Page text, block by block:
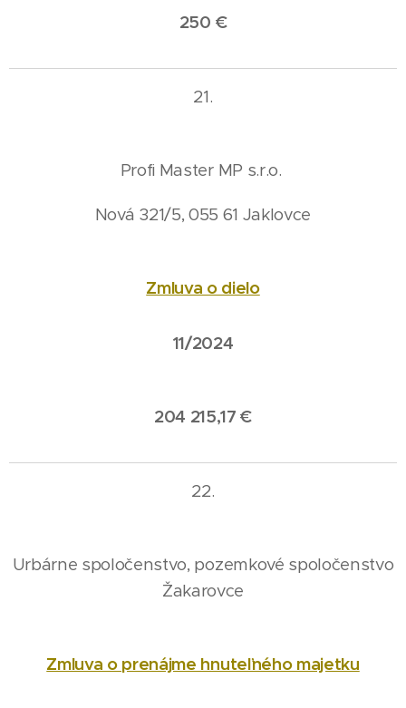
250 €
21.
Profi Master MP s.r.o.
Nová 321/5, 055 61 Jaklovce
Zmluva o dielo
11/2024
204 215,17 €
22.
Urbárne spoločenstvo, pozemkové spoločenstvo
Žakarovce
Zmluva o prenájme hnuteľného majetku